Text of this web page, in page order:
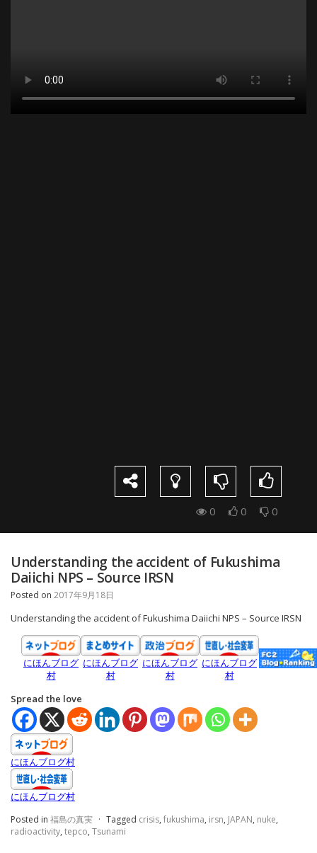
0 0 0
Understanding the accident of Fukushima
Daiichi NPS – Source IRSN
Posted on 2017年9月18日
Understanding the accident of Fukushima Daiichi NPS – Source IRSN
にほんブログ
村
にほんブログ
村
にほんブログ
村
にほんブログ
村
Spread the love
にほんブログ村
にほんブログ村
Posted in 福島の真実 · Tagged crisis, fukushima, irsn, JAPAN, nuke,
radioactivity, tepco, Tsunami